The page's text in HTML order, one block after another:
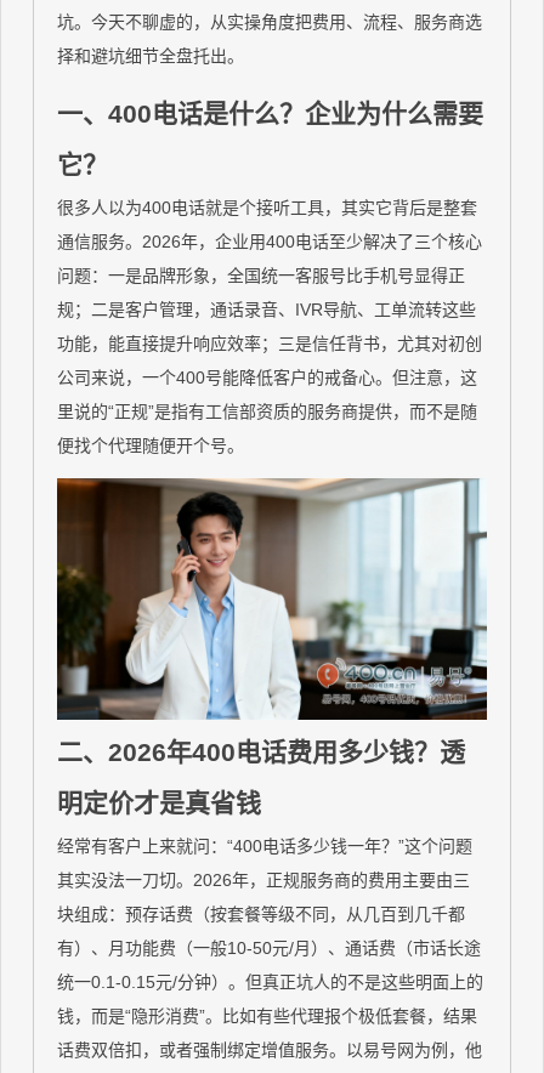
坑。今天不聊虚的，从实操角度把费用、流程、服务商选
择和避坑细节全盘托出。
一、400电话是什么？企业为什么需要
它？
很多人以为400电话就是个接听工具，其实它背后是整套
通信服务。2026年，企业用400电话至少解决了三个核心
问题：一是品牌形象，全国统一客服号比手机号显得正
规；二是客户管理，通话录音、IVR导航、工单流转这些
功能，能直接提升响应效率；三是信任背书，尤其对初创
公司来说，一个400号能降低客户的戒备心。但注意，这
里说的“正规”是指有工信部资质的服务商提供，而不是随
便找个代理随便开个号。
二、2026年400电话费用多少钱？透
明定价才是真省钱
经常有客户上来就问：“400电话多少钱一年？”这个问题
其实没法一刀切。2026年，正规服务商的费用主要由三
块组成：预存话费（按套餐等级不同，从几百到几千都
有）、月功能费（一般10-50元/月）、通话费（市话长途
统一0.1-0.15元/分钟）。但真正坑人的不是这些明面上的
钱，而是“隐形消费”。比如有些代理报个极低套餐，结果
话费双倍扣，或者强制绑定增值服务。以易号网为例，他